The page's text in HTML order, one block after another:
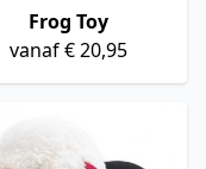
Frog Toy
vanaf € 20,95